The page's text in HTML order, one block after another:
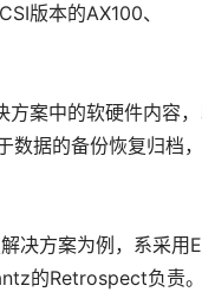
版本的AX100、
案中的软硬件内容
数据的备份恢复归档
决方案为例，系采用
的Retrospect负责。